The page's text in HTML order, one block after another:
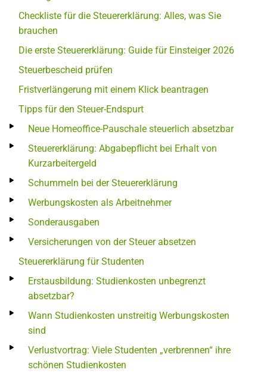
Checkliste für die Steuererklärung: Alles, was Sie
brauchen
Die erste Steuererklärung: Guide für Einsteiger 2026
Steuerbescheid prüfen
Fristverlängerung mit einem Klick beantragen
Tipps für den Steuer-Endspurt
Neue Homeoffice-Pauschale steuerlich absetzbar
Steuererklärung: Abgabepflicht bei Erhalt von
Kurzarbeitergeld
Schummeln bei der Steuererklärung
Werbungskosten als Arbeitnehmer
Sonderausgaben
Versicherungen von der Steuer absetzen
Steuererklärung für Studenten
Erstausbildung: Studienkosten unbegrenzt
absetzbar?
Wann Studienkosten unstreitig Werbungskosten
sind
Verlustvortrag: Viele Studenten „verbrennen“ ihre
schönen Studienkosten